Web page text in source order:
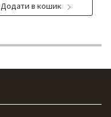
Додати в кошик